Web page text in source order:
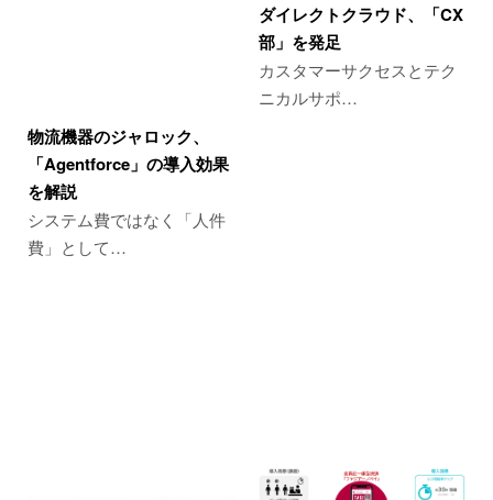
物流機器のジャロック、
「Agentforce」の導入効果
を解説
システム費ではなく「人件
費」として…
ダイレクトクラウド、「CX
部」を発足
カスタマーサクセスとテク
ニカルサポ…